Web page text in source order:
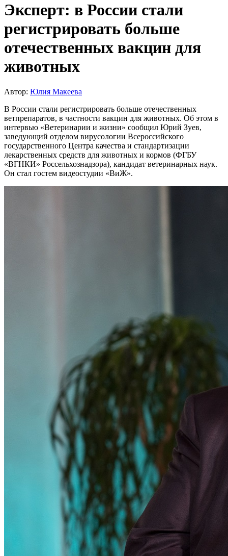
Эксперт: в России стали
регистрировать больше
отечественных вакцин для
животных
Автор: Юлия Макеева
В России стали регистрировать больше отечественных
ветпрепаратов, в частности вакцин для животных. Об этом в
интервью «Ветеринарии и жизни» сообщил Юрий Зуев,
заведующий отделом вирусологии Всероссийского
государственного Центра качества и стандартизации
лекарственных средств для животных и кормов (ФГБУ
«ВГНКИ» Россельхознадзора), кандидат ветеринарных наук.
Он стал гостем видеостудии «ВиЖ».